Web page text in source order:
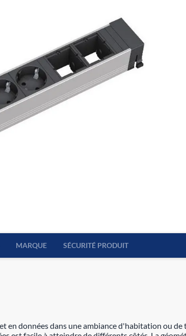
MARQUE SÉCURITÉ PRODUIT
données dans une ambiance d'habitation ou de